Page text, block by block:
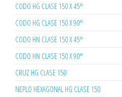
CODO HG CLASE 150 X 45°
CODO HG CLASE 150 X 90°
CODO HN CLASE 150 X 45°
CODO HN CLASE 150 X 90°
CRUZ HG CLASE 150
NEPLO HEXAGONAL HG CLASE 150